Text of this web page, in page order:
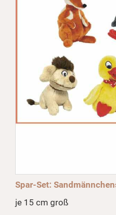
Spar-Set:
je 15 cm groß